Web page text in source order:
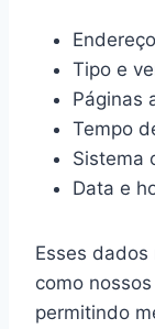
Tipo e
Páginas
Tempo
Sistema
Data e
Esses
como
permitindo